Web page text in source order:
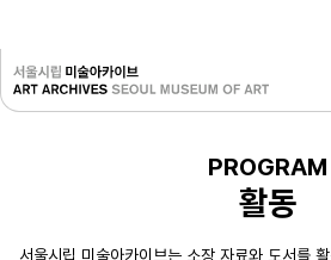
PROGRAM
활동
서울시립 미술아카이브는 소장 자료와 도서를